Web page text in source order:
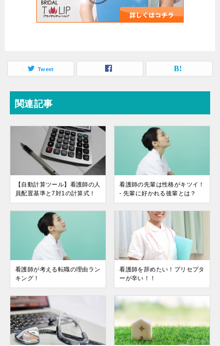
Tweet
関連記事
【自動計算ツール】看護師の人
員配置基準と7対1の計算式！
看護師の先輩は性格がキツイ！
- 先輩に好かれる後輩とは？
看護師が考える転職の理由ラン
キング！
看護師を辞めたい！プリセプタ
ーが辛い！！